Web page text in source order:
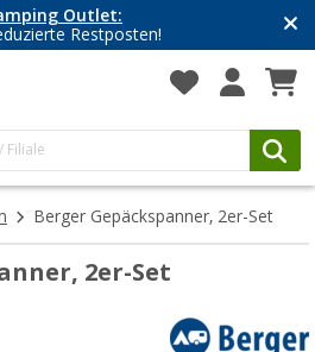
Outlet:
Restposten!
Berger Gepäckspanner, 2er-Set
2er-Set